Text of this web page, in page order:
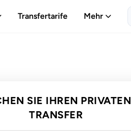
Transfertarife Mehr
SIE IHREN PRIVATEN
TRANSFER